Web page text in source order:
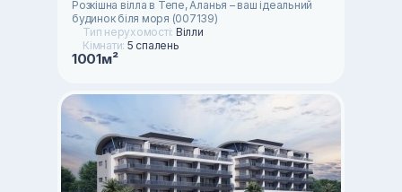
Розкішна вілла в Тепе, Аланья – ваш ідеальний
будинок біля моря (007139)
Тип нерухомості: Вілли
Кімнати: 5 спалень
1001м²